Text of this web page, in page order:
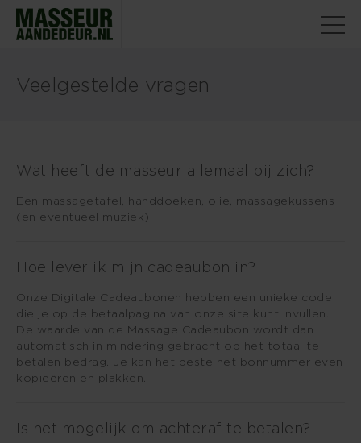
Veelgestelde vragen
Wat heeft de masseur allemaal bij zich?
Een massagetafel, handdoeken, olie, massagekussens
(en eventueel muziek).
Hoe lever ik mijn cadeaubon in?
Onze Digitale Cadeaubonen hebben een unieke code
die je op de betaalpagina van onze site kunt invullen.
De waarde van de Massage Cadeaubon wordt dan
automatisch in mindering gebracht op het totaal te
betalen bedrag. Je kan het beste het bonnummer even
kopieëren en plakken.
Is het mogelijk om achteraf te betalen?